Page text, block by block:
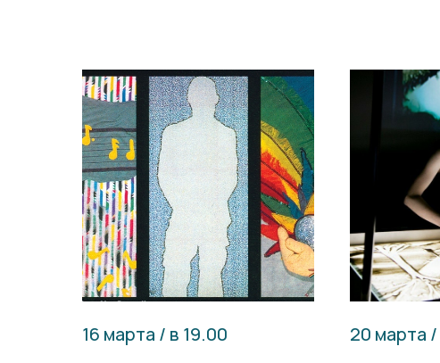
16 марта / в 19.00
20 марта /